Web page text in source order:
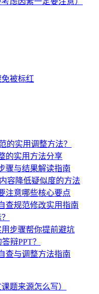
被标红
的实用调整方法？
的实用方法分享
骤与结果解读指南
容降低疑似度的方法
注意哪些核心要点
查规范修改实用指南
步骤帮你提前避坑
辩PPT？
查与调整方法指南
题来源怎么写）